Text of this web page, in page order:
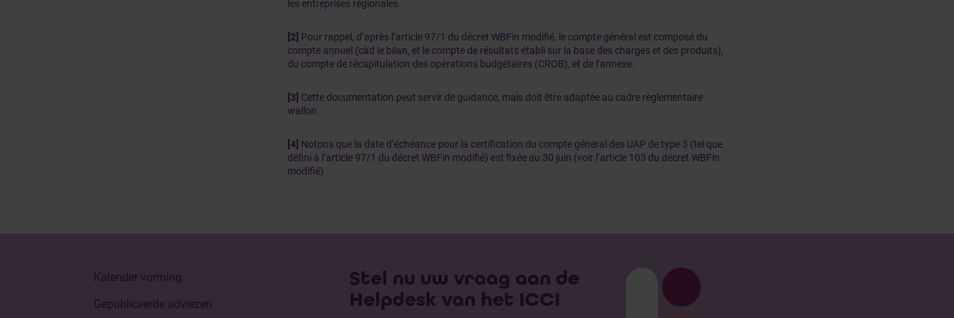
les entreprises régionales.
[2] Pour rappel, d’après l’article 97/1 du décret WBFin modifié, le compte général est composé du
compte annuel (càd le bilan, et le compte de résultats établi sur la base des charges et des produits),
du compte de récapitulation des opérations budgétaires (CROB), et de l’annexe.
[3] Cette documentation peut servir de guidance, mais doit être adaptée au cadre règlementaire
wallon.
[4] Notons que la date d’échéance pour la certification du compte général des UAP de type 3 (tel que
défini à l’article 97/1 du décret WBFin modifié) est fixée au 30 juin (voir l’article 103 du décret WBFin
modifié).
Kalender vorming
Gepubliceerde adviezen
Stel nu uw vraag aan de
Helpdesk van het ICCI